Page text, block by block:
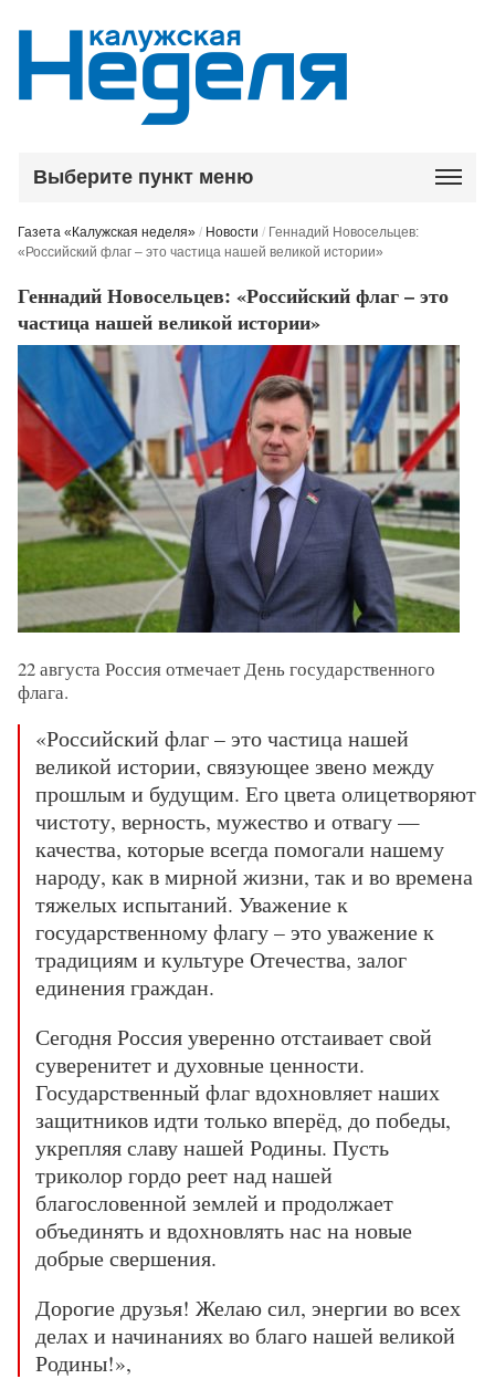
Выберите пункт меню
Газета «Калужская неделя» / Новости / Геннадий Новосельцев:
«Российский флаг – это частица нашей великой истории»
Геннадий Новосельцев: «Российский флаг – это
частица нашей великой истории»
22 августа Россия отмечает День государственного
флага.
«Российский флаг – это частица нашей
великой истории, связующее звено между
прошлым и будущим. Его цвета олицетворяют
чистоту, верность, мужество и отвагу —
качества, которые всегда помогали нашему
народу, как в мирной жизни, так и во времена
тяжелых испытаний. Уважение к
государственному флагу – это уважение к
традициям и культуре Отечества, залог
единения граждан.
Сегодня Россия уверенно отстаивает свой
суверенитет и духовные ценности.
Государственный флаг вдохновляет наших
защитников идти только вперёд, до победы,
укрепляя славу нашей Родины. Пусть
триколор гордо реет над нашей
благословенной землей и продолжает
объединять и вдохновлять нас на новые
добрые свершения.
Дорогие друзья! Желаю сил, энергии во всех
делах и начинаниях во благо нашей великой
Родины!»,